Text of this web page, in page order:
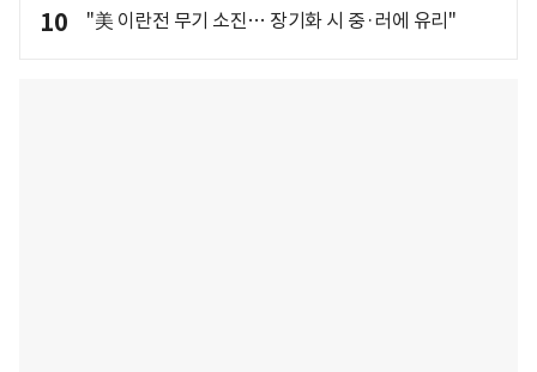
10 "美 이란전 무기 소진… 장기화 시 중·러에 유리"